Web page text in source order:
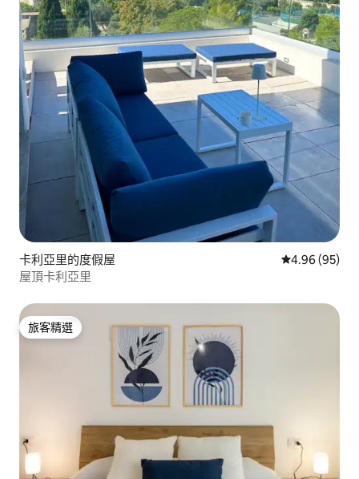
卡利亞里的度假屋 從 95 則評價
4.96 (95)
屋頂卡利亞里
旅客精選
旅客精選